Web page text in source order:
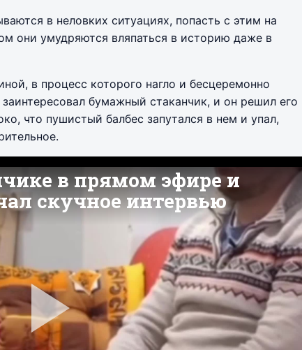
в неловких ситуациях, попасть с этим на
они умудряются вляпаться в историю даже в
в процесс которого нагло и бесцеремонно
бумажный стаканчик, и он решил его
что пушистый балбес запутался в нем и упал,